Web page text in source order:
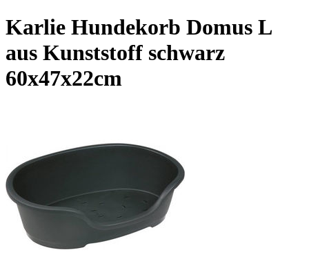
Karlie Hundekorb Domus L
aus Kunststoff schwarz
60x47x22cm